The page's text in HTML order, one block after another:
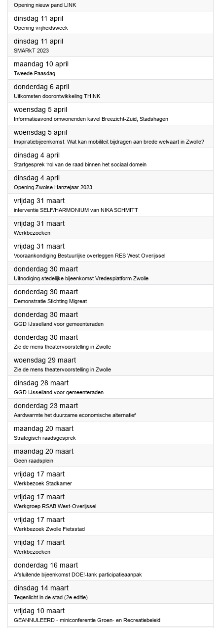
Opening nieuw pand LINK
dinsdag 11 april2023
Opening vrijheidsweek
dinsdag 11 april2023
SMARkT 2023
maandag 10 april2023
Tweede Paasdag
donderdag 6 april2023
Uitkomsten doorontwikkeling THINK
woensdag 5 april2023
Informatieavond omwonenden kavel Breezicht-Zuid, Stadshagen
woensdag 5 april2023
Inspiratiebijeenkomst: Wat kan mobiliteit bijdragen aan brede welvaart in Zwolle?
dinsdag 4 april2023
Startgesprek ‘rol van de raad binnen het sociaal domein
dinsdag 4 april2023
Opening Zwolse Hanzejaar 2023
vrijdag 31 maart2023
interventie SELF/HARMONIUM van NIKA SCHMITT
vrijdag 31 maart2023
Werkbezoeken
vrijdag 31 maart2023
Vooraankondiging Bestuurlijke overleggen RES West Overijssel
donderdag 30 maart2023
Uitnodiging stedelijke bijeenkomst Vredesplatform Zwolle
donderdag 30 maart2023
Demonstratie Stichting Migreat
donderdag 30 maart2023
GGD IJsselland voor gemeenteraden
donderdag 30 maart2023
Zie de mens theatervoorstelling in Zwolle
woensdag 29 maart2023
Zie de mens theatervoorstelling in Zwolle
dinsdag 28 maart2023
GGD IJsselland voor gemeenteraden
donderdag 23 maart2023
Aardwarmte het duurzame economische alternatief
maandag 20 maart2023
Strategisch raadsgesprek
maandag 20 maart2023
Geen raadsplein
vrijdag 17 maart2023
Werkbezoek Stadkamer
vrijdag 17 maart2023
Werkgroep RSAB West-Overijssel
vrijdag 17 maart2023
Werkbezoek Zwolle Fietsstad
vrijdag 17 maart2023
Werkbezoeken
donderdag 16 maart2023
Afsluitende bijeenkomst DOE!-tank participatieaanpak
dinsdag 14 maart2023
Tegenlicht in de stad (2e editie)
vrijdag 10 maart2023
GEANNULEERD - miniconferentie Groen- en Recreatiebeleid